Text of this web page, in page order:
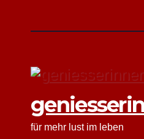
für mehr lust im leben